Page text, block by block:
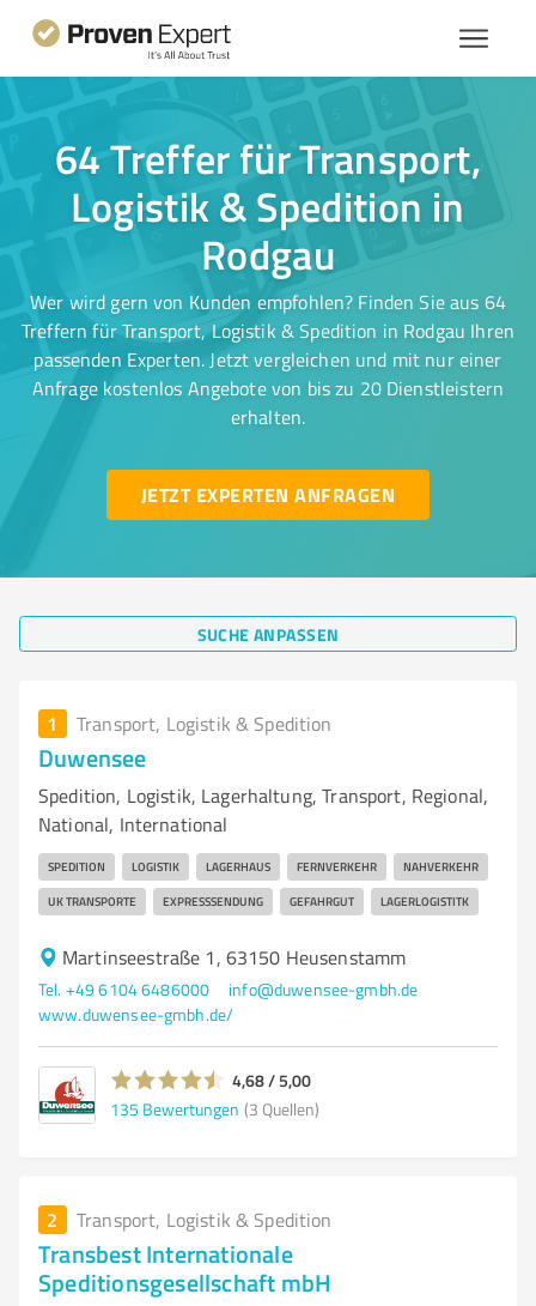
64 Treffer für Transport,
Logistik & Spedition in
Rodgau
Wer wird gern von Kunden empfohlen? Finden Sie aus 64
Treffern für Transport, Logistik & Spedition in Rodgau Ihren
passenden Experten. Jetzt vergleichen und mit nur einer
Anfrage kostenlos Angebote von bis zu 20 Dienstleistern
erhalten.
JETZT EXPERTEN ANFRAGEN
SUCHE ANPASSEN
1 Transport, Logistik & Spedition
Duwensee
Spedition, Logistik, Lagerhaltung, Transport, Regional,
National, International
SPEDITION LOGISTIK LAGERHAUS FERNVERKEHR NAHVERKEHR
UK TRANSPORTE EXPRESSSENDUNG GEFAHRGUT LAGERLOGISTITK
Martinseestraße 1, 63150 Heusenstamm
Tel. +49 6104 6486000
info@duwensee-gmbh.de
www.duwensee-gmbh.de/
4,68 / 5,00
135 Bewertungen (3 Quellen)
2 Transport, Logistik & Spedition
Transbest Internationale
Speditionsgesellschaft mbH